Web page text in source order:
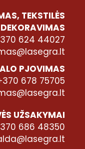
TEKSTILĖS
DEKORAVIMAS
624 44027
PJOVIMAS
678 75705
UŽSAKYMAI
686 48350